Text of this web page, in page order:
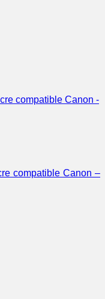
compatible Canon –